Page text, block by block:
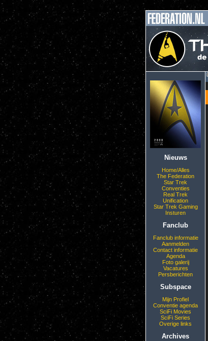
Nieuws
Home/Alles
The Federation
Star Trek
Conventies
Real Trek
Unification
Star Trek Gaming
Insturen
Fanclub
Fanclub informatie
Aanmelden
Contact informatie
Agenda
Foto galerij
Vacatures
Persberichten
Subspace
Mijn Profiel
Conventie agenda
SciFi Movies
SciFi Series
Overige links
Archives